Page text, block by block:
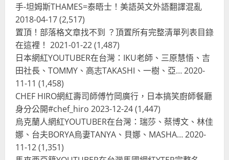
手-坦姆斯THAMES=泰晤士！美語英文外語翻譯混亂
2018-04-17(2,517)
置頂！部落格文章找不到 ？頂置所有完整清單列表目錄
在這裡！ 2021-01-22(1,487)
日本網紅YOUTUBER在台灣：IKU老師、三原慧悟、吉
田社長、TOMMY、高志TAKASHI、一樹、亞…2020-
11-11 (1,458)
CHEF HIRO網紅壽司師傅竹岡廣行，日本搞笑廚師餐廳
身分公開#chef_hiro 2023-12-24(1,447)
烏克蘭人網紅YOUTUBER在台灣：瑞莎、蔡博文、林佳
娜、台夫BORYA烏妻TANYA、貝娜、MASHA…2020-
11-12(1,351)
3
台灣餐飲在全球 電影戲劇
獨家！芭比珍奶！珍珠奶茶飲料
BARBIE芭比娃娃肯尼電影聯名網友官
方影片！日出茶太CHATIME澳洲限定
活動
2023-08-03
4
台灣餐飲在全球
受歡迎，波霸奶茶門市顧客大排長
龍，網紅宣傳華沙珍奶店人潮多
2023-07-15
台灣餐飲在全球